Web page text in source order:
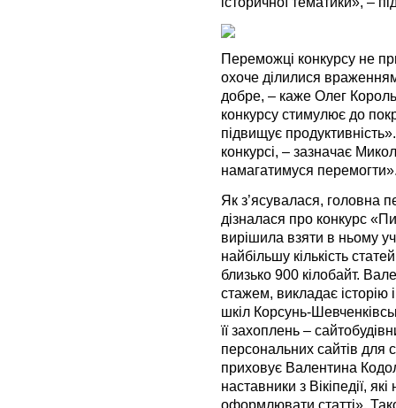
Переможці конкурсу не
охоче ділилися
добре, – каже Олег
конкурсу стимулює до
підвищує
конкурсі, – зазначає
намагатимуся
Як з’ясувалася, головна
дізналася про конкурс
вирішила взяти в ньому
найбільшу кількість
близько 900 кілобайт.
стажем, викладає історію і
шкіл Корсунь-
її захоплень –
персональних сайтів для
приховує Валентина
наставники з Вікіпедії,
оформлювати статті».